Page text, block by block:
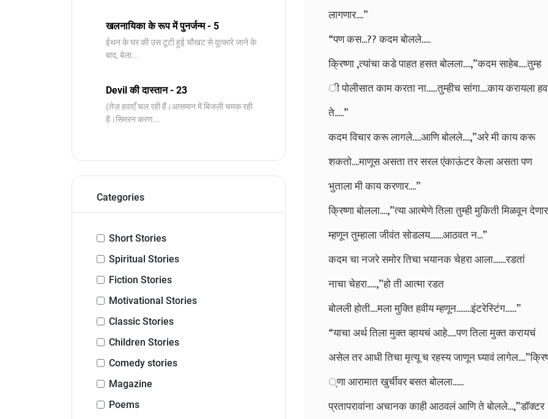
खलनायिका के रूप में पुनर्जन्म - 5
ईथन के घर की उस टूटी हुई चौखट से दुत्कारे जाने के
बाद, बेला...
Devil की दास्तान - 23
(तेज़ हवाएँ चल रही हैं।आसमान में बिजली चमक रही
है।सिमरन करण...
Categories
Short Stories
Spiritual Stories
Fiction Stories
Motivational Stories
Classic Stories
Children Stories
Comedy stories
Magazine
Poems
लागणार....”
“पण कस...?? कदम बोलले.....
क्रिष्णा ,त्यांचा कडे पाहत हसत बोलला....,”कदम साहेब.....तुम्ह
ी पोलीसात काम करता ना......तुम्हीच सांगा....काय करायला हव
ते.....”
कदम विचार करू लागले.....आणि बोलले....,”अरे मी काय करू
शकतो....माणूस असता तर सरल एंकाऊंटर केला असता पण
भुताला मी काय करणार....”
क्रिष्णा बोलला....,”त्या आत्मेणे तिला तुम्ही मुकिती मिळवून देणार
म्हणून तुम्हाला जीवंत सोडलय.......आठवत न...”
कदम चा नजरे समोर तिचा भयानक चेहरा आला.......रडतां
नाचा चेहरा.....,”हो ती आत्मा रडत
बोलली होती....मला मुक्ति हवीय म्हणून........इंटरेस्टिंग......”
“याचा अर्थ तिला मुक्त व्हायचं आहे.....पण तिला मुक्त करायचं
असेल तर आधी तिचा मृत्यू च रहस्य जाणून घ्यावं
्णा आरामात खुर्चीवर बसत बोलला......
प्रतापरावांना अचानक काही आठवलं आणि ते बोलले...,”डॉक्टर